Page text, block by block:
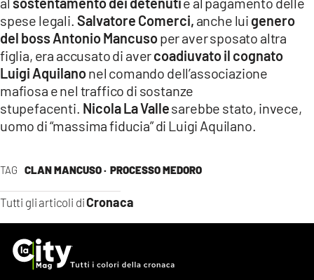
TAG CLAN MANCUSO · PROCESSO MEDORO
Tutti gli articoli diCronaca
spese legali. Salvatore Comerci, anche lui genero
del boss Antonio Mancusoper aver sposato altra
figlia, era accusato di avercoadiuvato il cognato
Luigi Aquilanonel comando dell’associazione
mafiosa e nel traffico di sostanze
stupefacenti. Nicola La Vallesarebbe stato, invece,
uomo di “massima fiducia” di Luigi Aquilano.